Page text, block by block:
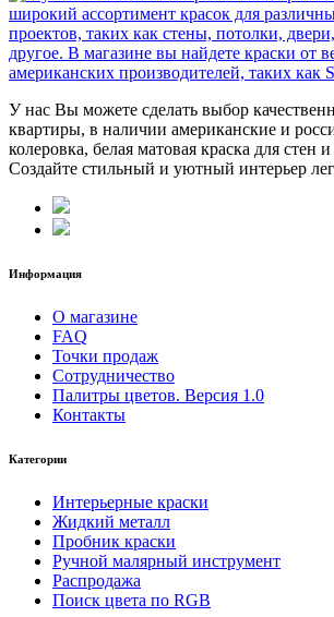
У нас Вы можете сделать выбор
квартиры, в наличии американские и
колеровка, белая матовая краска для стен
Создайте стильный и уютный интерьер
Информация
О магазине
FAQ
Точки продаж
Сотрудничество
Палитры цветов. Версия 1.0
Контакты
Категории
Интерьерные краски
Жидкий металл
Пробник краски
Ручной малярный инструмент
Распродажа
Поиск цвета по RGB